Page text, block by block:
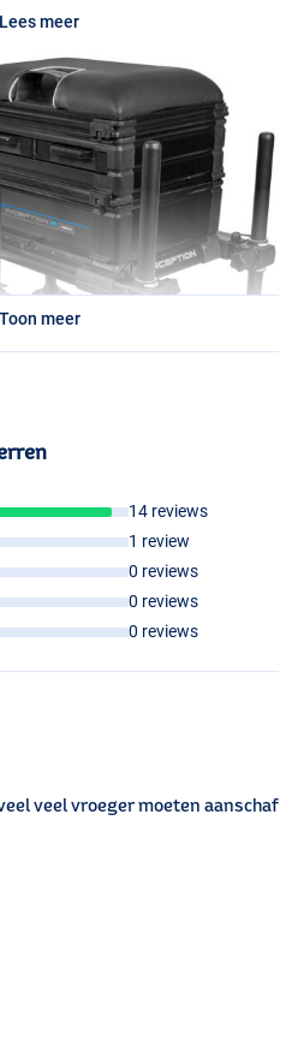
Lees meer
Toon meer
14 reviews
1 review
0 reviews
0 reviews
0 reviews
veel vroeger moeten aanschaf